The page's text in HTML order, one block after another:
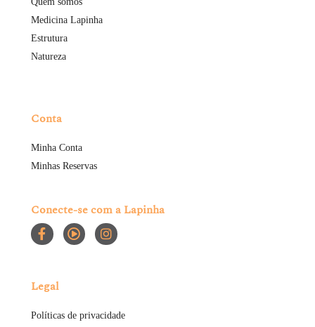
Medicina Lapinha
Estrutura
Natureza
Conta
Minha Conta
Minhas Reservas
Conecte-se com a Lapinha
Legal
Políticas de privacidade